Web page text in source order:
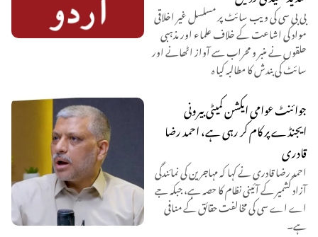
بی بی سی کی ویب سائٹ پر مسلسل غیر اخلاقی
مواد کی اشاعت کے خلاف علماء اور مذہبی
حلقوں نے منبر و محراب سے آواز اٹھانے اور
سائٹ کی بندش کا مطالبہ کیا ہ
جوائنٹ عوامی ایکشن کمیٹی بیرونی
ایجنڈے پر کام کر رہی ہے، احمد رضا
قادری
احمد رضا قادری نے کہا کہ مہاجرین کی نمائندگی
آزاد کشمیر کے آئینی نظام کا حصہ ہے، جبکہ جے
اے اے سی کی مخالفت حقائق کے منافی
ہے۔